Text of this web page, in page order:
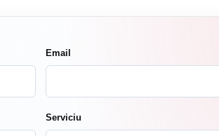
Email
Serviciu